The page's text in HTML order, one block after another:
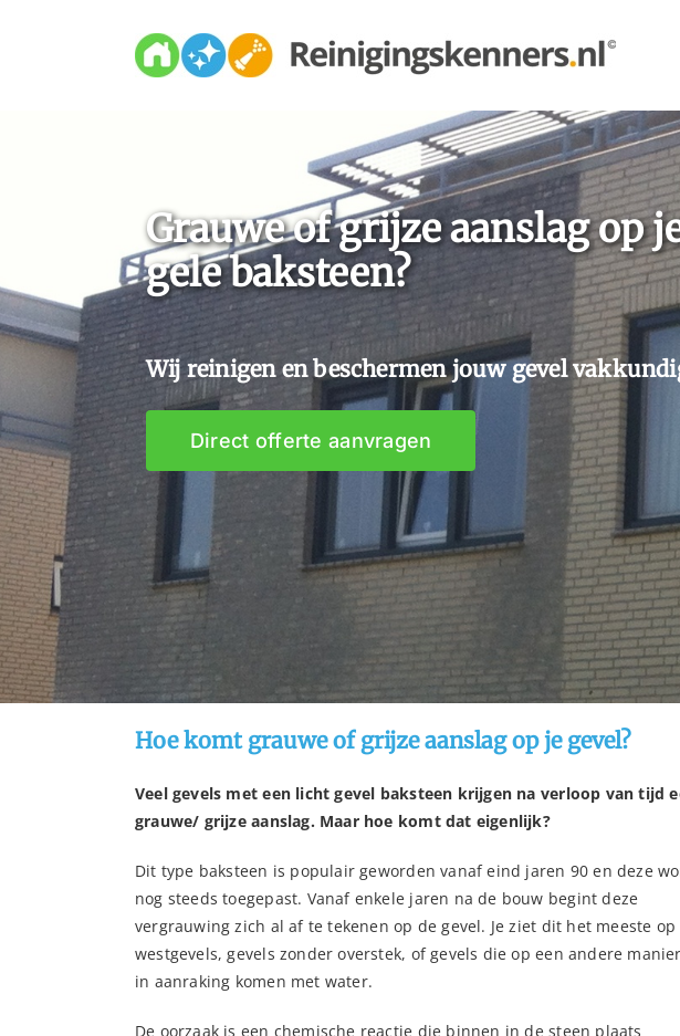
Grauwe of grijze aanslag op
gele baksteen?
Wij reinigen en beschermen jouw gevel
Direct offerte aanvragen
Hoe komt grauwe of grijze aanslag op je gevel?
Veel gevels met een licht gevel baksteen krijgen na verloop van tijd
grauwe/ grijze aanslag. Maar hoe komt dat eigenlijk?
Dit type baksteen is populair geworden vanaf eind jaren 90 en deze
nog steeds toegepast. Vanaf enkele jaren na de bouw begint deze
vergrauwing zich al af te tekenen op de gevel. Je ziet dit het meeste op
westgevels, gevels zonder overstek, of gevels die op een andere
in aanraking komen met water.
De oorzaak is een chemische reactie die binnen in de steen plaats